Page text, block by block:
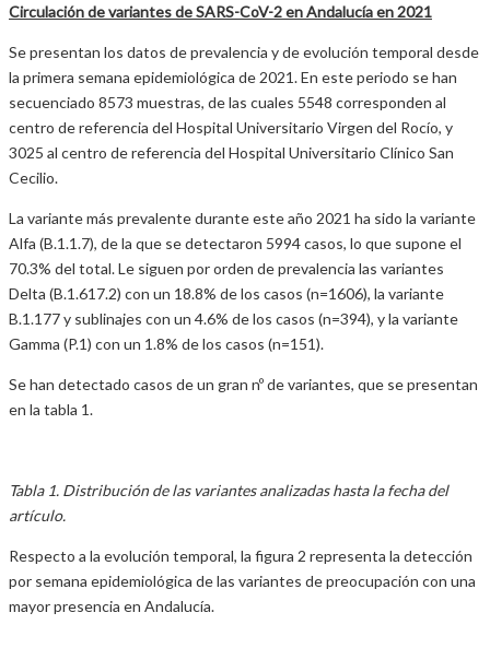
Circulación de variantes de SARS-CoV-2 en Andalucía en 2021
Se presentan los datos de prevalencia y de evolución temporal desde
la primera semana epidemiológica de 2021. En este periodo se han
secuenciado 8573 muestras, de las cuales 5548 corresponden al
centro de referencia del Hospital Universitario Virgen del Rocío, y
3025 al centro de referencia del Hospital Universitario Clínico San
Cecilio.
La variante más prevalente durante este año 2021 ha sido la variante
Alfa (B.1.1.7), de la que se detectaron 5994 casos, lo que supone el
70.3% del total. Le siguen por orden de prevalencia las variantes
Delta (B.1.617.2) con un 18.8% de los casos (n=1606), la variante
B.1.177 y sublinajes con un 4.6% de los casos (n=394), y la variante
Gamma (P.1) con un 1.8% de los casos (n=151).
Se han detectado casos de un gran nº de variantes, que se presentan
en la tabla 1.
Tabla 1. Distribución de las variantes analizadas hasta la fecha del
artículo.
Respecto a la evolución temporal, la figura 2 representa la detección
por semana epidemiológica de las variantes de preocupación con una
mayor presencia en Andalucía.